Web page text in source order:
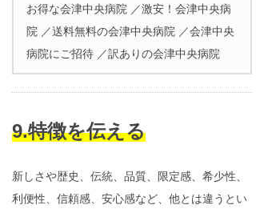
お得な会津中央病院 ／激安！会津中央病
院 ／送料無料の会津中央病院 ／会津中央
病院にご招待 ／訳ありの会津中央病院
9.特徴を伝える
新しさや歴史、伝統、品質、限定感、希少性、
利便性、信頼感、安心感など、他とは違うとい